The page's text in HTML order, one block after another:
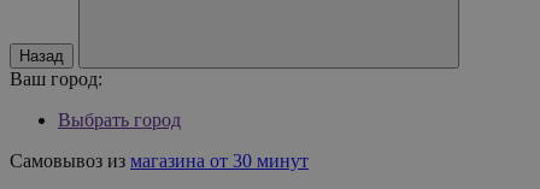
Назад
Ваш город:
Выбрать город
Самовывоз из магазина от 30 минут